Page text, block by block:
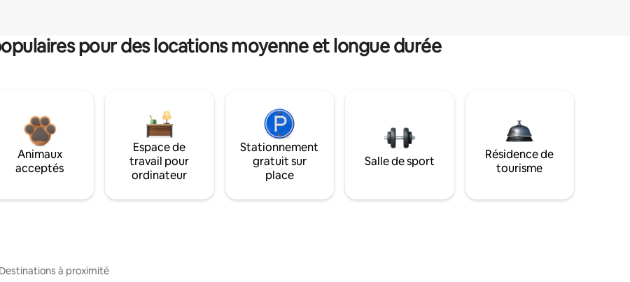
pour des locations moyenne et longue durée
Animaux
acceptés
Espace de
travail pour
ordinateur
Stationnement
gratuit sur
place
Salle de sport
Résidence de
tourisme
Destinations à proximité